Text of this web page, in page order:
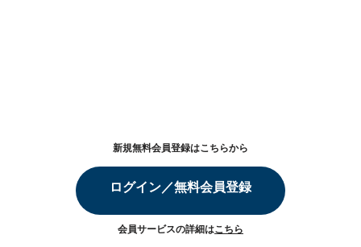
新規無料会員登録はこちらから
ログイン／無料会員登録
会員サービスの詳細はこちら